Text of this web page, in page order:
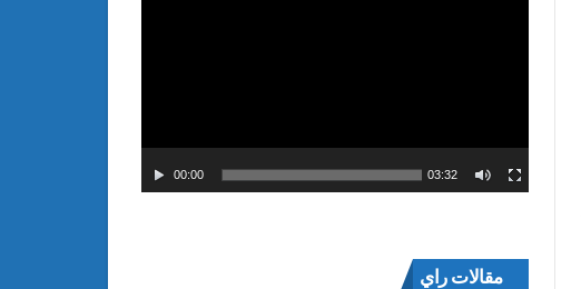
00:00 03:32
مقالات راي